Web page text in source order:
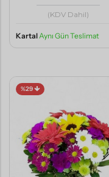
(KDV Dahil)
Kartal Aynı Gün Teslimat
%29